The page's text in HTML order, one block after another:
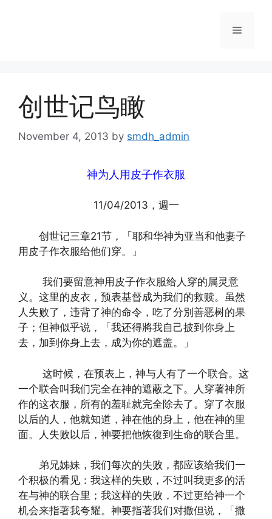
Menu
创世记鸟瞰
November 4, 2013 by smdh_admin
神为人用皮子作衣服
11/04/2013，週一
创世记三章21节，「耶和华神为亚当和他妻子
用皮子作衣服给他们穿。」
我们要留意神用皮子作衣服给人穿的属灵意
义。这里的皮衣，预表基督成为我们的救赎。虽然
人失败了，违背了神的命令，吃了分別善恶树的果
子；但神似乎说，「我还得將我自己披到你身上
去，加到你身上去，成为你的遮盖。」
这时候，在预表上，神与人有了一个联合。这
一个联合叫我们完全在神的遮蔽之下。人穿著神所
作的这衣服，所有的羞耻就完全除去了。穿了衣服
以后的人，他就知道，神在他的身上，他在神的里
面。人失败以后，神要把他恢復到生命的联合里。
弟兄姊妹，我们每次的失败，都应该给我们一
个积极的看见：我这样的失败，不过叫我更多的活
在与神的联合里；我这样的失败，不过更给神一个
机会来指著我夸耀。神要指著我们对撒但说，「撒